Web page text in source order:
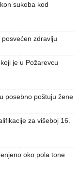
sukoba kod
zdravlju
je u Požarevcu
posebno poštuju žene
za višeboj 16.
oko pola tone